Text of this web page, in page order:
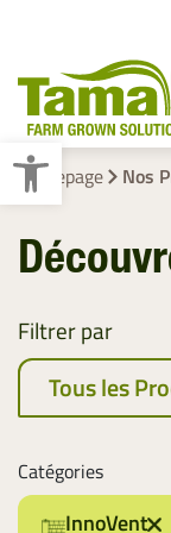
Ouvrir la
Homepage Nos
Filtrer par
Tous les
Catégories
InnoVent